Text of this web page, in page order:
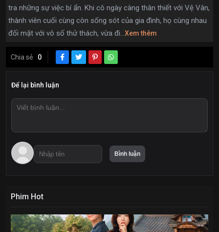
tra những sự việc bí ẩn. Khi cô ngày càng thân thiết với Vệ Vân,
thành viên cuối cùng còn sống sót của gia đình, họ cùng nhau
đối mặt với vô số thử thách, vừa đi...Xem thêm
Chia sẻ 0
Để lại bình luận
Phim Hot